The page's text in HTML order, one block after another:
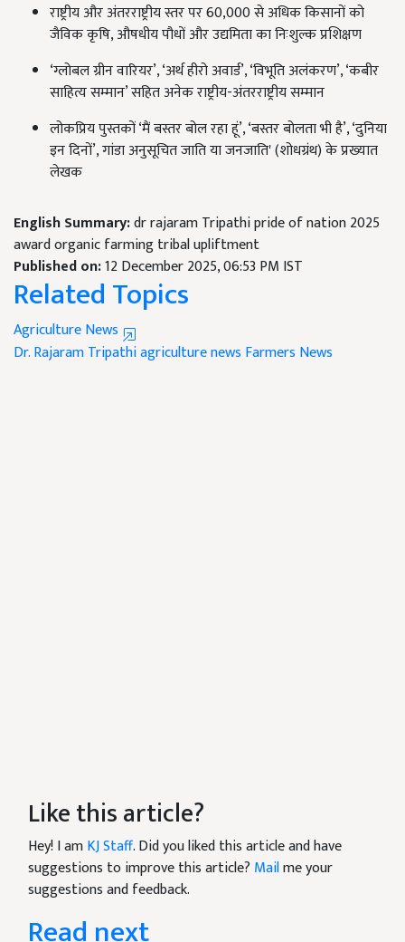
राष्ट्रीय और अंतरराष्ट्रीय स्तर पर 60,000 से अधिक किसानों को
जैविक कृषि, औषधीय पौधों और उद्यमिता का निःशुल्क प्रशिक्षण
‘ग्लोबल ग्रीन वारियर’, ‘अर्थ हीरो अवार्ड’, ‘विभूति अलंकरण’, ‘कबीर
साहित्य सम्मान’ सहित अनेक राष्ट्रीय-अंतरराष्ट्रीय सम्मान
लोकप्रिय पुस्तकों ‘मैं बस्तर बोल रहा हूं’, ‘बस्तर बोलता भी है’, ‘दुनिया
इन दिनों’, गांडा अनुसूचित जाति या जनजाति' (शोधग्रंथ) के प्रख्यात
लेखक
English Summary:dr rajaram Tripathi pride of nation 2025
award organic farming tribal upliftment
Published on:12 December 2025, 06:53 PM IST
Related Topics
Agriculture News
Dr. Rajaram Tripathiagriculture news Farmers News
Like this article?
Hey! I amKJ Staff. Did you liked this article and have
suggestions to improve this article? Mailme your
suggestions and feedback.